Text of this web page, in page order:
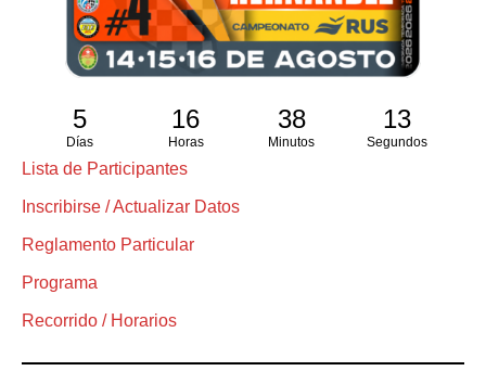
5
Días
16
Horas
38
Minutos
12
Segundos
Lista de Participantes
Inscribirse / Actualizar Datos
Reglamento Particular
Programa
Recorrido / Horarios